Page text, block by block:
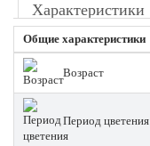
Характеристики
Общие характеристики
Возраст
Период цветения